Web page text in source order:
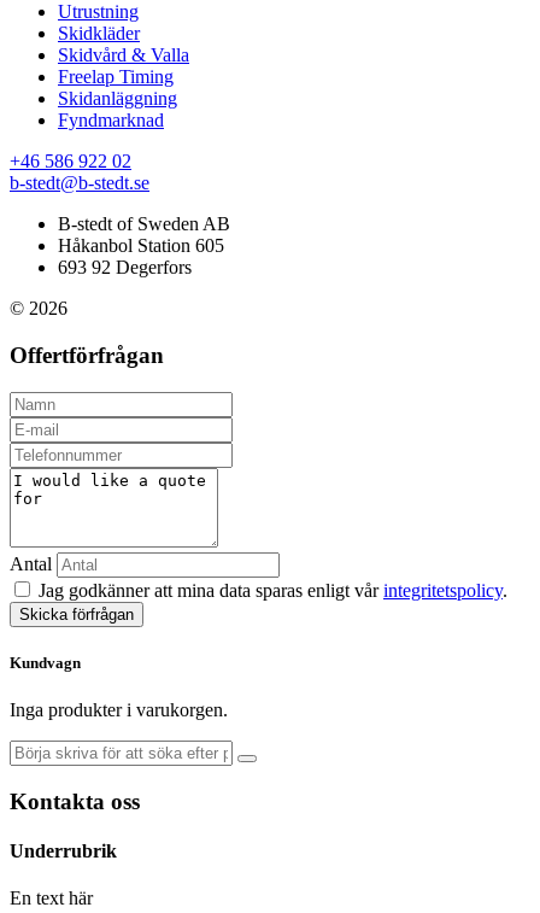
Utrustning
Skidkläder
Skidvård & Valla
Freelap Timing
Skidanläggning
Fyndmarknad
+46 586 922 02
b-stedt@b-stedt.se
B-stedt of Sweden AB
Håkanbol Station 605
693 92 Degerfors
© 2026
Offertförfrågan
Antal
Jag godkänner att mina data sparas enligt vårintegritetspolicy.
Skicka förfrågan
Kundvagn
Inga produkter i varukorgen.
Kontakta oss
Underrubrik
En text här